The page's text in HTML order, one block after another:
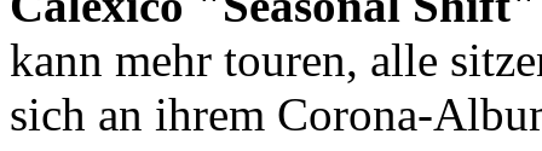
kann mehr touren, alle
sich an ihrem Corona-